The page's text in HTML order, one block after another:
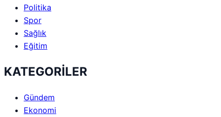
Politika
Spor
Sağlık
Eğitim
KATEGORİLER
Gündem
Ekonomi